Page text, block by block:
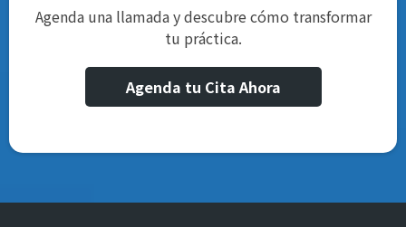
Agenda una llamada y descubre cómo transformar
tu práctica.
Agenda tu Cita Ahora